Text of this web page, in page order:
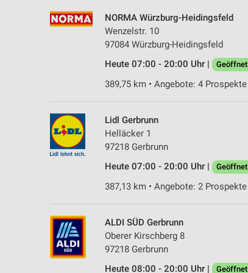
NORMA Würzburg-Heidingsfeld
Wenzelstr. 10
97084 Würzburg-Heidingsfeld
Heute 07:00 - 20:00 Uhr |
Geöffnet
389,75 km • Angebote: 4 Prospekte
Lidl Gerbrunn
Helläcker 1
97218 Gerbrunn
Heute 07:00 - 20:00 Uhr |
Geöffnet
387,13 km • Angebote: 2 Prospekte
ALDI SÜD Gerbrunn
Oberer Kirschberg 8
97218 Gerbrunn
Heute 08:00 - 20:00 Uhr |
Geöffnet